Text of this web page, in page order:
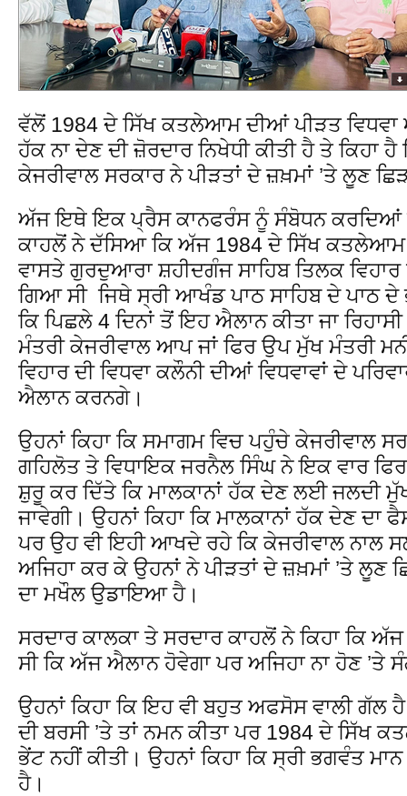
ਵੱਲੋਂ 1984 ਦੇ ਸਿੱਖ ਕਤਲੇਆਮ ਦੀਆਂ ਪੀੜਤ ਵਿਧਵਾ
ਹੱਕ ਨਾ ਦੇਣ ਦੀ ਜ਼ੋਰਦਾਰ ਨਿਖੇਧੀ ਕੀਤੀ ਹੈ ਤੇ ਕਿਹਾ
ਕੇਜਰੀਵਾਲ ਸਰਕਾਰ ਨੇ ਪੀੜਤਾਂ ਦੇ ਜ਼ਖ਼ਮਾਂ ’ਤੇ ਲੂਣ
ਅੱਜ ਇਥੇ ਇਕ ਪ੍ਰੈਸ ਕਾਨਫਰੰਸ ਨੂੰ ਸੰਬੋਧਨ ਕਰਦਿਆਂ
ਕਾਹਲੋਂ ਨੇ ਦੱਸਿਆ ਕਿ ਅੱਜ 1984 ਦੇ ਸਿੱਖ ਕਤਲੇਆਮ
ਵਾਸਤੇ ਗੁਰਦੁਆਰਾ ਸ਼ਹੀਦਗੰਜ ਸਾਹਿਬ ਤਿਲਕ
ਗਿਆ ਸੀ ਜਿਥੇ ਸ੍ਰੀ ਆਖੰਡ ਪਾਠ ਸਾਹਿਬ ਦੇ ਪਾਠ
ਕਿ ਪਿਛਲੇ 4 ਦਿਨਾਂ ਤੋਂ ਇਹ ਐਲਾਨ ਕੀਤਾ ਜਾ
ਮੰਤਰੀ ਕੇਜਰੀਵਾਲ ਆਪ ਜਾਂ ਫਿਰ ਉਪ ਮੁੱਖ ਮੰਤਰੀ
ਵਿਹਾਰ ਦੀ ਵਿਧਵਾ ਕਲੌਨੀ ਦੀਆਂ ਵਿਧਵਾਵਾਂ ਦੇ
ਐਲਾਨ ਕਰਨਗੇ।
ਉਹਨਾਂ ਕਿਹਾ ਕਿ ਸਮਾਗਮ ਵਿਚ ਪਹੁੰਚੇ ਕੇਜਰੀਵਾਲ
ਗਹਿਲੋਤ ਤੇ ਵਿਧਾਇਕ ਜਰਨੈਲ ਸਿੰਘ ਨੇ ਇਕ ਵਾਰ
ਸ਼ੁਰੂ ਕਰ ਦਿੱਤੇ ਕਿ ਮਾਲਕਾਨਾਂ ਹੱਕ ਦੇਣ ਲਈ ਜਲਦੀ
ਜਾਵੇਗੀ। ਉਹਨਾਂ ਕਿਹਾ ਕਿ ਮਾਲਕਾਨਾਂ ਹੱਕ ਦੇਣ ਦਾ
ਪਰ ਉਹ ਵੀ ਇਹੀ ਆਖਦੇ ਰਹੇ ਕਿ ਕੇਜਰੀਵਾਲ ਨਾਲ
ਅਜਿਹਾ ਕਰ ਕੇ ਉਹਨਾਂ ਨੇ ਪੀੜਤਾਂ ਦੇ ਜ਼ਖ਼ਮਾਂ ’ਤੇ ਲੂਣ
ਦਾ ਮਖੌਲ ਉਡਾਇਆ ਹੈ।
ਸਰਦਾਰ ਕਾਲਕਾ ਤੇ ਸਰਦਾਰ ਕਾਹਲੋਂ ਨੇ ਕਿਹਾ ਕਿ
ਸੀ ਕਿ ਅੱਜ ਐਲਾਨ ਹੋਵੇਗਾ ਪਰ ਅਜਿਹਾ ਨਾ ਹੋਣ ’ਤੇ
ਉਹਨਾਂ ਕਿਹਾ ਕਿ ਇਹ ਵੀ ਬਹੁਤ ਅਫਸੋਸ ਵਾਲੀ ਗੱਲ
ਦੀ ਬਰਸੀ ’ਤੇ ਤਾਂ ਨਮਨ ਕੀਤਾ ਪਰ 1984 ਦੇ ਸਿੱਖ
ਭੇਂਟ ਨਹੀਂ ਕੀਤੀ। ਉਹਨਾਂ ਕਿਹਾ ਕਿ ਸ੍ਰੀ ਭਗਵੰਤ
ਹੈ।